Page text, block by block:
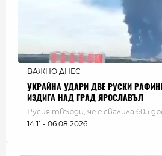
ВАЖНО ДНЕС
УКРАЙНА УДАРИ ДВЕ РУСКИ
ИЗДИГА НАД ГРАД ЯРОСЛАВЪЛ
Русия твърди, че е свалила 605
14:11 - 06.08.2026